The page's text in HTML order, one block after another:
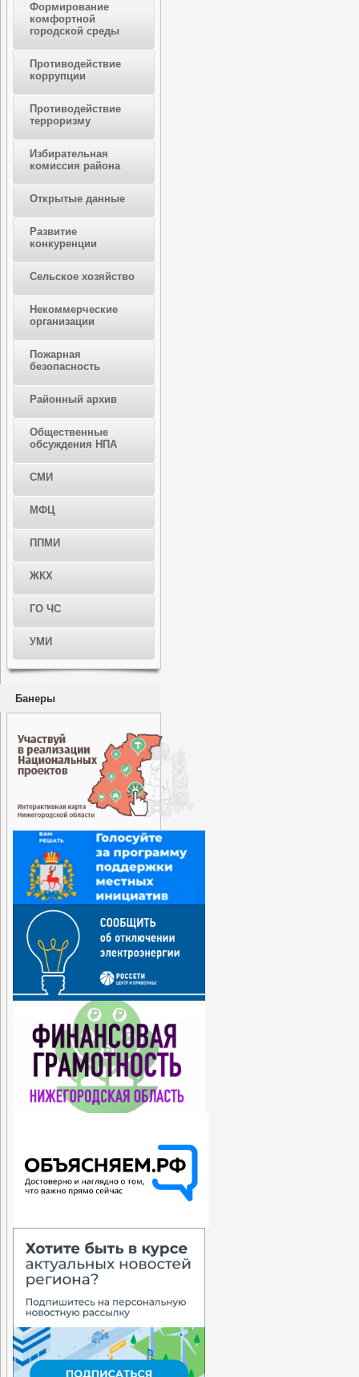
Формирование
комфортной
городской среды
Противодействие
коррупции
Противодействие
терроризму
Избирательная
комиссия района
Открытые данные
Развитие
конкуренции
Сельское хозяйство
Некоммерческие
организации
Пожарная
безопасность
Районный архив
Общественные
обсуждения НПА
СМИ
МФЦ
ППМИ
ЖКХ
ГО ЧС
УМИ
Банеры